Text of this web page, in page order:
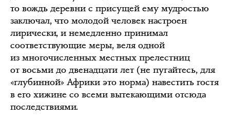
то вождь деревни с присущей ему мудростью
заключал, что молодой человек настроен
лирически, и немедленно принимал
соответствующие меры, веля одной
из многочисленных местных прелестниц
от восьми до двенадцати лет (не пугайтесь, для
«глубинной» Африки это норма) навестить гостя
в его хижине со всеми вытекающими отсюда
последствиями.